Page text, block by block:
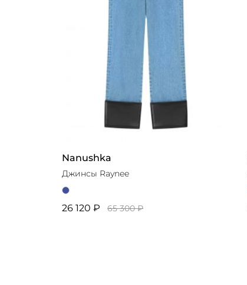
Nanushka
Джинсы Raynee
26 120 ₽ 65 300 ₽